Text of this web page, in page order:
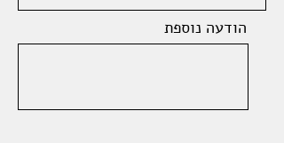
הודעה נוספת